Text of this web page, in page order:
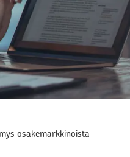
osakemarkkinoista